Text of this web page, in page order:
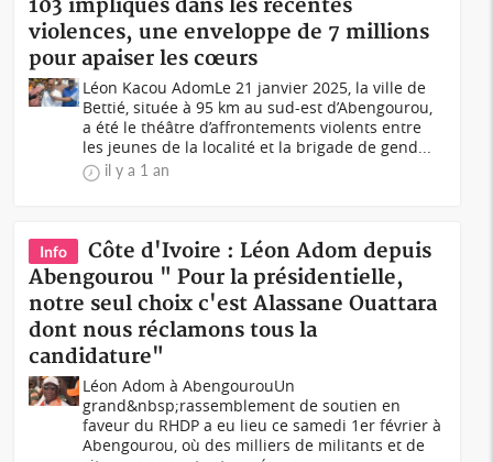
103 impliqués dans les récentes
violences, une enveloppe de 7 millions
pour apaiser les cœurs
Léon Kacou AdomLe 21 janvier 2025, la ville de
Bettié, située à 95 km au sud-est d’Abengourou,
a été le théâtre d’affrontements violents entre
les jeunes de la localité et la brigade de gend...
il y a 1 an
Info
Côte d'Ivoire : Léon Adom depuis
Abengourou " Pour la présidentielle,
notre seul choix c'est Alassane Ouattara
dont nous réclamons tous la
candidature"
Léon Adom à AbengourouUn
grand&nbsp;rassemblement de soutien en
faveur du RHDP a eu lieu ce samedi 1er février à
Abengourou, où des milliers de militants et de